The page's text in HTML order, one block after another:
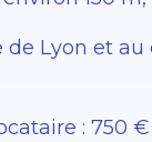
Lyon et au
: 750